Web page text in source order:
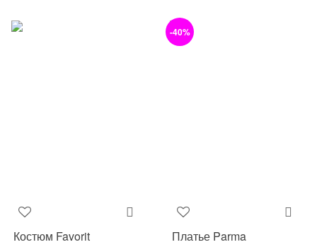
Костюм Favorit
-40%
Платье Parma